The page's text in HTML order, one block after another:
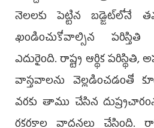
నెలలకు పెట్టిన
ఖండించుకోవాల్సిన
ఎదురైంది. రాష్ట్ర ఆర్థిక పరిస్థితి,
వాస్తవాలను వెల్లడించడంతో
వరకు తాము చేసిన